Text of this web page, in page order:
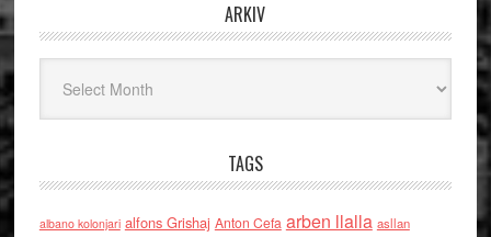
ARKIV
TAGS
albano kolonjari alfons Grishaj Anton Cefa arben llalla asllan